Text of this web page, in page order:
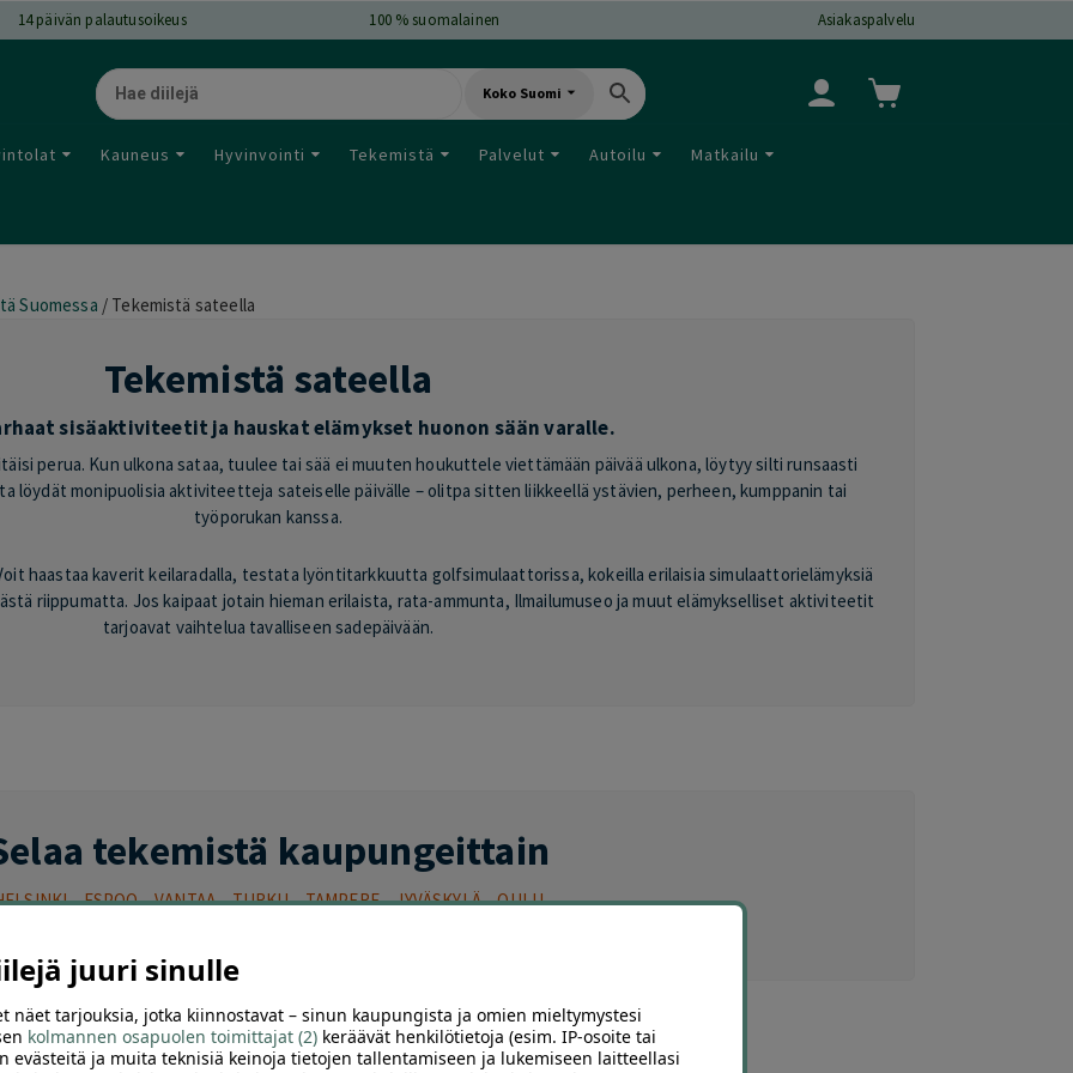
14päivän palautusoikeus 100 % suomalainen Asiakaspalvelu
Koko Suomi
Kauneus Hyvinvointi Tekemistä Palvelut Autoilu Matkailu
Suomessa / Tekemistä sateella
Tekemistä sateella
sisäaktiviteetit ja hauskat elämykset huonon sään varalle.
perua. Kun ulkona sataa, tuulee tai sää ei muuten houkuttele viettämään päivää ulkona, löytyy silti runsaasti
löydät monipuolisia aktiviteetteja sateiselle päivälle – olitpa sitten liikkeellä ystävien, perheen, kumppanin tai
työporukan kanssa.
haastaa kaverit keilaradalla, testata lyöntitarkkuutta golfsimulaattorissa, kokeilla erilaisia simulaattorielämyksiä
riippumatta. Jos kaipaat jotain hieman erilaista, rata-ammunta, Ilmailumuseo ja muut elämykselliset aktiviteetit
tarjoavat vaihtelua tavalliseen sadepäivään.
tekemistä kaupungeittain
–ESPOO–VANTAA–TURKU–TAMPERE–JYVÄSKYLÄ–OULU
juuri sinulle
näet tarjouksia, jotka kiinnostavat – sinun kaupungista ja omien mieltymystesi
kolmannen osapuolen toimittajat (2) keräävät henkilötietoja (esim. IP-osoite tai
evästeitä ja muita teknisiä keinoja tietojen tallentamiseen ja lukemiseen laitteellasi